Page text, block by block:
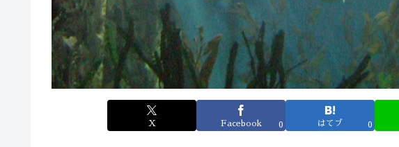
X Facebook 0 はてブ 0